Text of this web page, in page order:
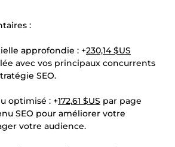
:
approfondie : +230,14 $US
avec vos principaux concurrents
SEO.
optimisé : +172,61 $US par page
SEO pour améliorer votre
votre audience.